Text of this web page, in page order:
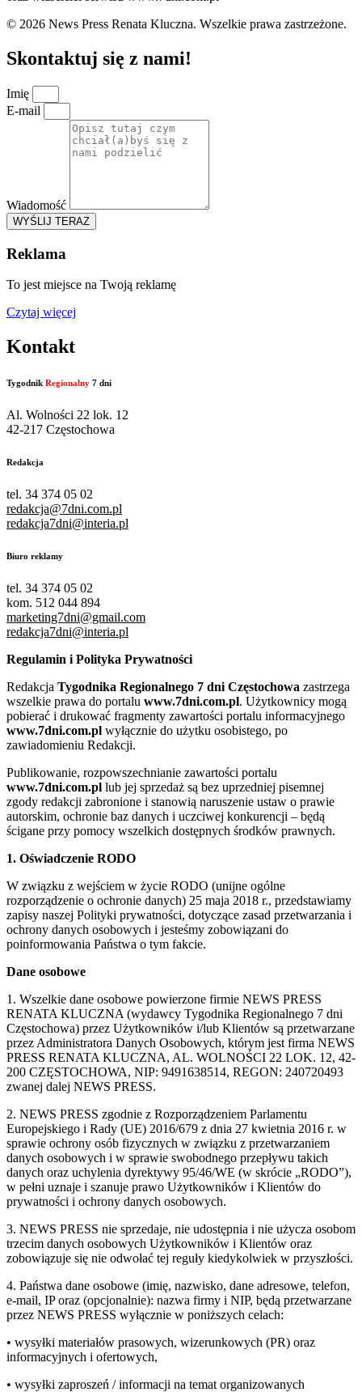
© 2026 News Press Renata Kluczna. Wszelkie prawa zastrzeżone.
Skontaktuj się z nami!
Imię
E-mail
Wiadomość
WYŚLIJ TERAZ
Reklama
To jest miejsce na Twoją reklamę
Czytaj więcej
Kontakt
Tygodnik Regionalny 7 dni
Al. Wolności 22 lok. 12
42-217 Częstochowa
Redakcja
tel. 34 374 05 02
redakcja@7dni.com.pl
redakcja7dni@interia.pl
Biuro reklamy
tel. 34 374 05 02
kom. 512 044 894
marketing7dni@gmail.com
redakcja7dni@interia.pl
Regulamin i Polityka Prywatności
Redakcja Tygodnika Regionalnego 7 dni Częstochowa zastrzega
wszelkie prawa do portalu www.7dni.com.pl. Użytkownicy mogą
pobierać i drukować fragmenty zawartości portalu informacyjnego
www.7dni.com.pl wyłącznie do użytku osobistego, po
zawiadomieniu Redakcji.
Publikowanie, rozpowszechnianie zawartości portalu
www.7dni.com.pl lub jej sprzedaż są bez uprzedniej pisemnej
zgody redakcji zabronione i stanowią naruszenie ustaw o prawie
autorskim, ochronie baz danych i uczciwej konkurencji – będą
ścigane przy pomocy wszelkich dostępnych środków prawnych.
1. Oświadczenie RODO
W związku z wejściem w życie RODO (unijne ogólne
rozporządzenie o ochronie danych) 25 maja 2018 r., przedstawiamy
zapisy naszej Polityki prywatności, dotyczące zasad przetwarzania i
ochrony danych osobowych i jesteśmy zobowiązani do
poinformowania Państwa o tym fakcie.
Dane osobowe
1. Wszelkie dane osobowe powierzone firmie NEWS PRESS
RENATA KLUCZNA (wydawcy Tygodnika Regionalnego 7 dni
Częstochowa) przez Użytkowników i/lub Klientów są przetwarzane
przez Administratora Danych Osobowych, którym jest firma NEWS
PRESS RENATA KLUCZNA, AL. WOLNOŚCI 22 LOK. 12, 42-
200 CZĘSTOCHOWA, NIP: 9491638514, REGON: 240720493
zwanej dalej NEWS PRESS.
2. NEWS PRESS zgodnie z Rozporządzeniem Parlamentu
Europejskiego i Rady (UE) 2016/679 z dnia 27 kwietnia 2016 r. w
sprawie ochrony osób fizycznych w związku z przetwarzaniem
danych osobowych i w sprawie swobodnego przepływu takich
danych oraz uchylenia dyrektywy 95/46/WE (w skrócie „RODO”),
w pełni uznaje i szanuje prawo Użytkowników i Klientów do
prywatności i ochrony danych osobowych.
3. NEWS PRESS nie sprzedaje, nie udostępnia i nie użycza osobom
trzecim danych osobowych Użytkowników i Klientów oraz
zobowiązuje się nie odwołać tej reguły kiedykolwiek w przyszłości.
4. Państwa dane osobowe (imię, nazwisko, dane adresowe, telefon,
e-mail, IP oraz (opcjonalnie): nazwa firmy i NIP, będą przetwarzane
przez NEWS PRESS wyłącznie w poniższych celach:
• wysyłki materiałów prasowych, wizerunkowych (PR) oraz
informacyjnych i ofertowych,
• wysyłki zaproszeń / informacji na temat organizowanych